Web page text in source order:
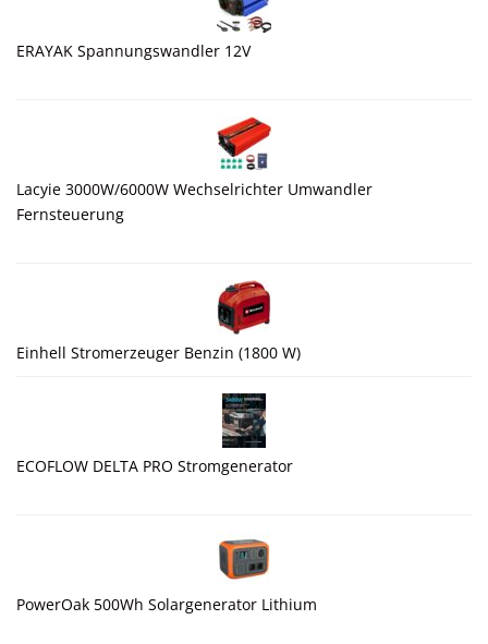
ERAYAK Spannungswandler 12V
Lacyie 3000W/6000W Wechselrichter Umwandler
Fernsteuerung
Einhell Stromerzeuger Benzin (1800 W)
ECOFLOW DELTA PRO Stromgenerator
PowerOak 500Wh Solargenerator Lithium